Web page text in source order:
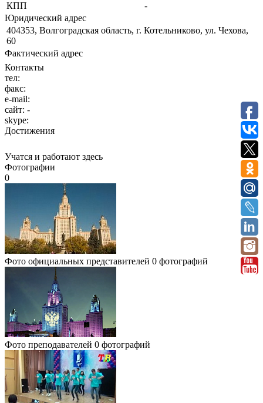
КПП
-
Юридический адрес
404353, Волгоградская область, г. Котельниково, ул. Чехова,
60
Фактический адрес
Контакты
тел:
факс:
e-mail:
сайт: -
skype:
Достижения
Учатся и работают здесь
Фотографии
0
Фото официальных представителей 0 фотографий
Фото преподавателей 0 фотографий